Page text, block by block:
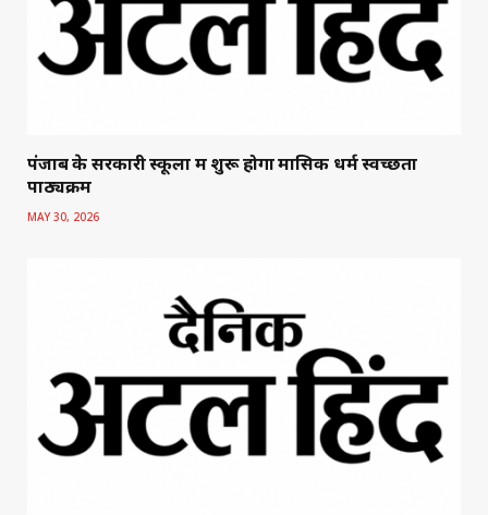
पंजाब के सरकारी स्कूलों में शुरू होगा मासिक धर्म स्वच्छता
पाठ्यक्रम
MAY 30, 2026